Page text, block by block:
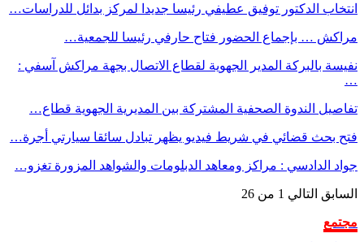
انتخاب الدكتور توفيق عطيفي رئيسا جديدا لمركز بدائل للدراسات…
مراكش … بإجماع الحضور فتاح حارفي رئيسا للجمعية…
نفيسة بالبركة المدير الجهوية لقطاع الاتصال بجهة مراكش آسفي :
…
تفاصيل الندوة الصحفية المشتركة بين المديرية الجهوية قطاع…
فتح بحث قضائي في شريط فيديو يظهر تبادل سائقا سيارتي أجرة…
جواد الدادسي : مراكز ومعاهد الدبلومات والشواهد المزورة تغزو…
السابق التالي 1 من 26
مجتمع